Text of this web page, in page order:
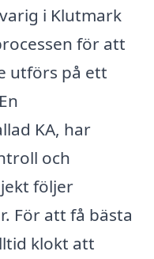
i Klutmark
för att
utförs på ett
KA, har
och
följer
För att få bästa
klokt att